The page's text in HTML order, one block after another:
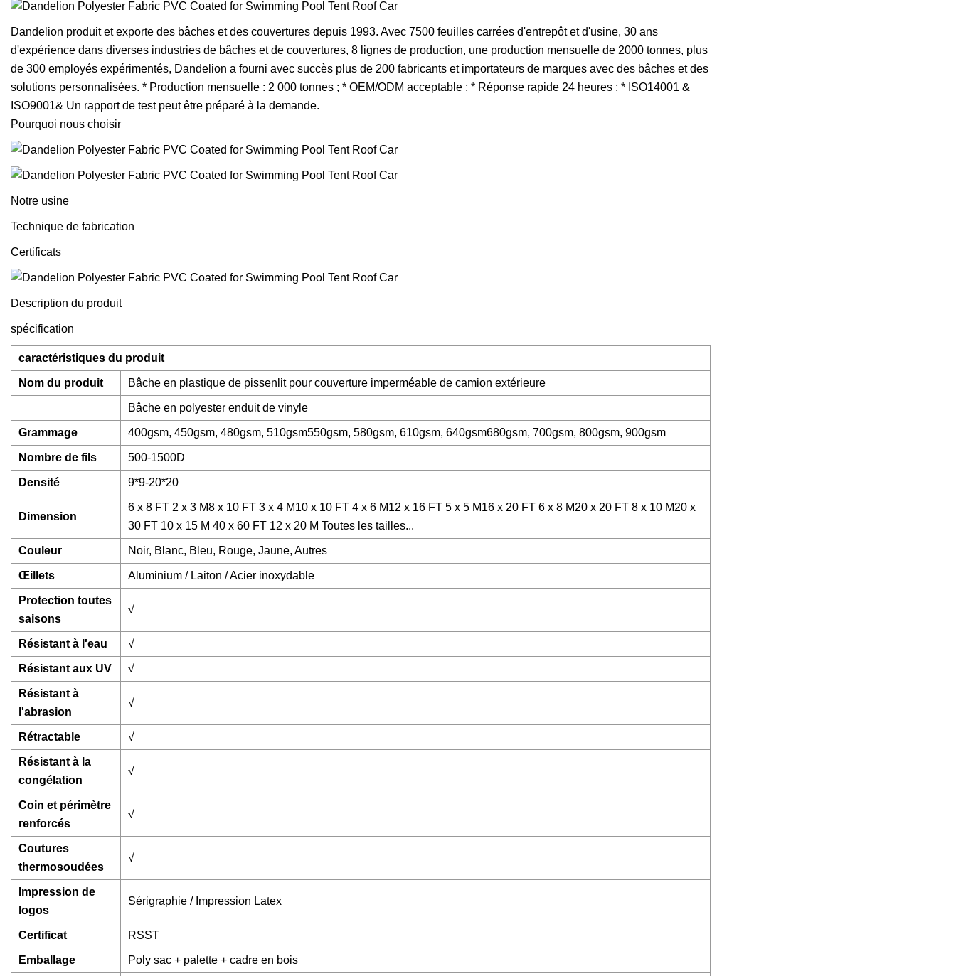
Dandelion produit et exporte des bâches et des couvertures depuis 1993. Avec 7500 feuilles carrées d'entrepôt et d'usine, 30 ans
d'expérience dans diverses industries de bâches et de couvertures, 8 lignes de production, une production mensuelle de 2000 tonnes, plus
de 300 employés expérimentés, Dandelion a fourni avec succès plus de 200 fabricants et importateurs de marques avec des bâches et des
solutions personnalisées. * Production mensuelle : 2 000 tonnes ; * OEM/ODM acceptable ; * Réponse rapide 24 heures ; * ISO14001 &
ISO9001& Un rapport de test peut être préparé à la demande.
Pourquoi nous choisir
Notre usine
Technique de fabrication
Certificats
Description du produit
spécification
caractéristiques du produit
Nom du produit Bâche en plastique de pissenlit pour couverture imperméable de camion extérieure
Bâche en polyester enduit de vinyle
Grammage 400gsm, 450gsm, 480gsm, 510gsm550gsm, 580gsm, 610gsm, 640gsm680gsm, 700gsm, 800gsm, 900gsm
Nombre de fils 500-1500D
Densité 9*9-20*20
Dimension
6 x 8 FT 2 x 3 M8 x 10 FT 3 x 4 M10 x 10 FT 4 x 6 M12 x 16 FT 5 x 5 M16 x 20 FT 6 x 8 M20 x 20 FT 8 x 10 M20 x
30 FT 10 x 15 M 40 x 60 FT 12 x 20 M Toutes les tailles...
Couleur Noir, Blanc, Bleu, Rouge, Jaune, Autres
Œillets Aluminium / Laiton / Acier inoxydable
Protection toutes
saisons
√
Résistant à l'eau √
Résistant aux UV √
Résistant à
l'abrasion
√
Rétractable √
Résistant à la
congélation
√
Coin et périmètre
renforcés
√
Coutures
thermosoudées
√
Impression de
logos
Sérigraphie / Impression Latex
Certificat RSST
Emballage Poly sac + palette + cadre en bois